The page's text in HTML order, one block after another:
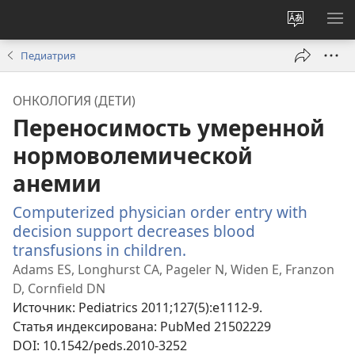
язык
сайта
Педиатрия
ОНКОЛОГИЯ (ДЕТИ)
Переносимость умеренной
нормоволемической
анемии
Computerized physician order entry with
decision support decreases blood
transfusions in children.
в
окне)
Adams ES, Longhurst CA, Pageler N, Widen E, Franzon
D, Cornfield DN
Источник‎: Pediatrics 2011;127(5):e1112-9.
Статья индексирована‎: PubMed 21502229
DOI‎: 10.1542/peds.2010-3252